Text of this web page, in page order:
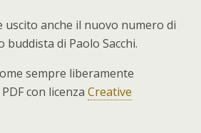
uscito anche il nuovo numero di
buddista di Paolo Sacchi.
sempre liberamente
con licenza Creative